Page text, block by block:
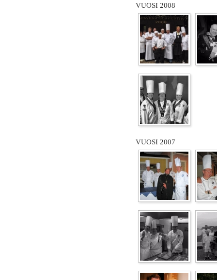
VUOSI 2008
VUOSI 2007